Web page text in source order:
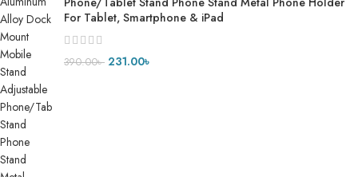
For Tablet, Smartphone & iPad
390.00৳ 231.00৳